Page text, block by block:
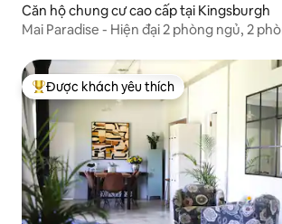
Căn hộ chung cư cao cấp tại Kingsburgh
Mai Paradise - Hiện đại 2 phòng ngủ, 2
Được khách yêu thích nhất
Được khách yêu thích